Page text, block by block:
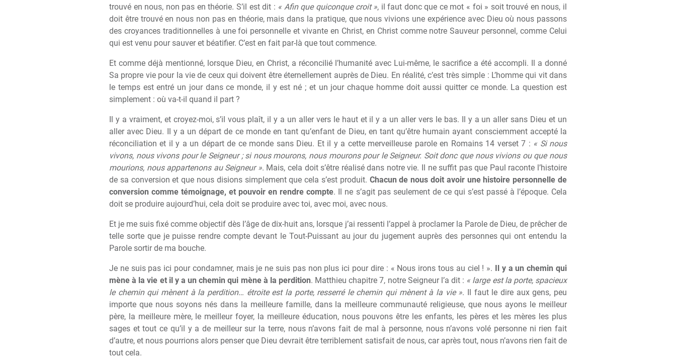
trouvé en nous, non pas en théorie. S’il est dit : « Afin que quiconque croit », il faut donc que ce mot « foi » soit trouvé en nous, il
doit être trouvé en nous non pas en théorie, mais dans la pratique, que nous vivions une expérience avec Dieu où nous passons
des croyances traditionnelles à une foi personnelle et vivante en Christ, en Christ comme notre Sauveur personnel, comme Celui
qui est venu pour sauver et béatifier. C’est en fait par-là que tout commence.
Et comme déjà mentionné, lorsque Dieu, en Christ, a réconcilié l’humanité avec Lui-même, le sacrifice a été accompli. Il a donné
Sa propre vie pour la vie de ceux qui doivent être éternellement auprès de Dieu. En réalité, c’est très simple : L’homme qui vit dans
le temps est entré un jour dans ce monde, il y est né ; et un jour chaque homme doit aussi quitter ce monde. La question est
simplement : où va-t-il quand il part ?
Il y a vraiment, et croyez-moi, s’il vous plaît, il y a un aller vers le haut et il y a un aller vers le bas. Il y a un aller sans Dieu et un
aller avec Dieu. Il y a un départ de ce monde en tant qu’enfant de Dieu, en tant qu’être humain ayant consciemment accepté la
réconciliation et il y a un départ de ce monde sans Dieu. Et il y a cette merveilleuse parole en Romains 14 verset 7 : « Si nous
vivons, nous vivons pour le Seigneur ; si nous mourons, nous mourons pour le Seigneur. Soit donc que nous vivions ou que nous
mourions, nous appartenons au Seigneur ». Mais, cela doit s’être réalisé dans notre vie. Il ne suffit pas que Paul raconte l’histoire
de sa conversion et que nous disions simplement que cela s’est produit. Chacun de nous doit avoir une histoire personnelle de
conversion comme témoignage, et pouvoir en rendre compte. Il ne s’agit pas seulement de ce qui s’est passé à l’époque. Cela
doit se produire aujourd’hui, cela doit se produire avec toi, avec moi, avec nous.
Et je me suis fixé comme objectif dès l’âge de dix-huit ans, lorsque j’ai ressenti l’appel à proclamer la Parole de Dieu, de prêcher de
telle sorte que je puisse rendre compte devant le Tout-Puissant au jour du jugement auprès des personnes qui ont entendu la
Parole sortir de ma bouche.
Je ne suis pas ici pour condamner, mais je ne suis pas non plus ici pour dire : « Nous irons tous au ciel ! ». Il y a un chemin qui
mène à la vie et il y a un chemin qui mène à la perdition. Matthieu chapitre 7, notre Seigneur l’a dit : « large est la porte, spacieux
le chemin qui mènent à la perdition… étroite est la porte, resserré le chemin qui mènent à la vie ». Il faut le dire aux gens, peu
importe que nous soyons nés dans la meilleure famille, dans la meilleure communauté religieuse, que nous ayons le meilleur
père, la meilleure mère, le meilleur foyer, la meilleure éducation, nous pouvons être les enfants, les pères et les mères les plus
sages et tout ce qu’il y a de meilleur sur la terre, nous n’avons fait de mal à personne, nous n’avons volé personne ni rien fait
d’autre, et nous pourrions alors penser que Dieu devrait être terriblement satisfait de nous, car après tout, nous n’avons rien fait de
tout cela.